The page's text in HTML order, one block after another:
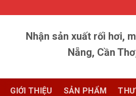
Nhận sản xuất rối hơi,
Nẵng, Cần
GIỚI THIỆU SẢN PHẨM